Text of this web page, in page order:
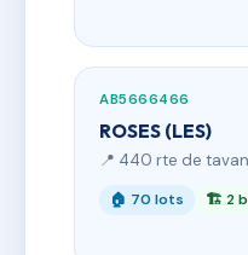
AB5666466
ROSES (LES)
📍 440 rte de tavan
🏠 70 lots 🏗 2